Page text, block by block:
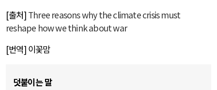
[출처] Three reasons why the climate crisis must
reshape how we think about war
[번역] 이꽃맘
덧붙이는 말